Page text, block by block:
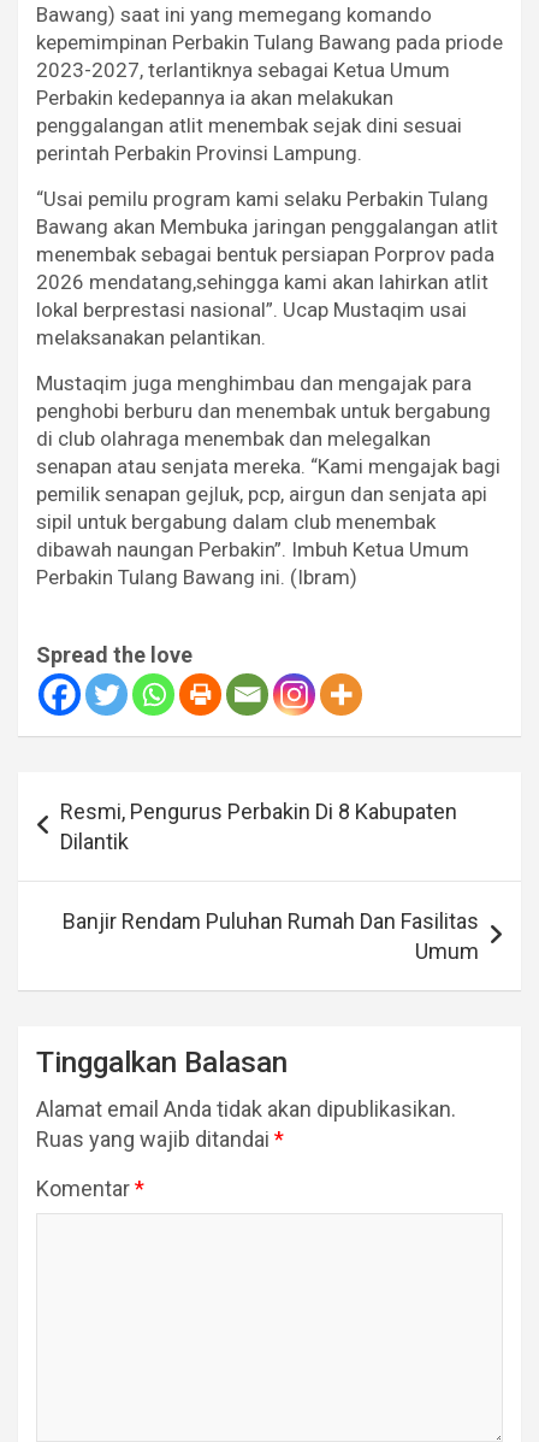
Bawang) saat ini yang memegang komando
kepemimpinan Perbakin Tulang Bawang pada priode
2023-2027, terlantiknya sebagai Ketua Umum
Perbakin kedepannya ia akan melakukan
penggalangan atlit menembak sejak dini sesuai
perintah Perbakin Provinsi Lampung.
“Usai pemilu program kami selaku Perbakin Tulang
Bawang akan Membuka jaringan penggalangan atlit
menembak sebagai bentuk persiapan Porprov pada
2026 mendatang,sehingga kami akan lahirkan atlit
lokal berprestasi nasional”. Ucap Mustaqim usai
melaksanakan pelantikan.
Mustaqim juga menghimbau dan mengajak para
penghobi berburu dan menembak untuk bergabung
di club olahraga menembak dan melegalkan
senapan atau senjata mereka. “Kami mengajak bagi
pemilik senapan gejluk, pcp, airgun dan senjata api
sipil untuk bergabung dalam club menembak
dibawah naungan Perbakin”. Imbuh Ketua Umum
Perbakin Tulang Bawang ini. (Ibram)
Spread the love
posResmi, Pengurus Perbakin Di 8 Kabupaten
Dilantik
Banjir Rendam Puluhan Rumah Dan Fasilitas
Umum
Tinggalkan Balasan
Alamat email Anda tidak akan dipublikasikan.
Ruas yang wajib ditandai *
Komentar*